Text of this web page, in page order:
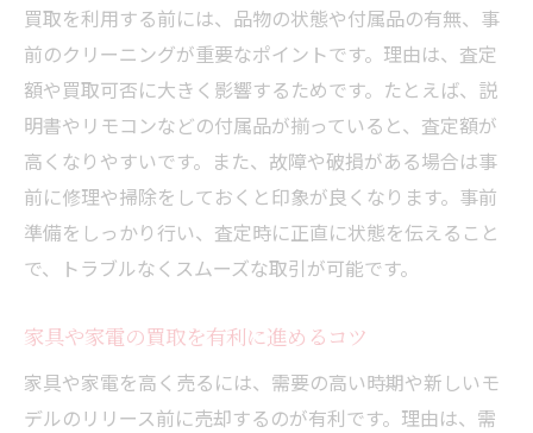
家電の現金化で引越し資金を増やすコツ
三重県の出張買取で引越し準備を効率化
引越し時におすすめの買取活用ステップ
買取と不用品回収を組み合わせるメリット
引越しに合わせた買取利用の注意点
リサイクルで環境にも優しい現金化
リサイクルショップ買取で環境に貢献する
家具や家電の再利用が地球に優しい理由
不用品買取でごみ削減と現金化を両立
環境配慮型の買取サービスを選ぶポイント
買取を利用する前には、品物の状態や付属品の有無、事
前のクリーニングが重要なポイントです。理由は、査定
額や買取可否に大きく影響するためです。たとえば、説
明書やリモコンなどの付属品が揃っていると、査定額が
高くなりやすいです。また、故障や破損がある場合は事
前に修理や掃除をしておくと印象が良くなります。事前
準備をしっかり行い、査定時に正直に状態を伝えること
で、トラブルなくスムーズな取引が可能です。
家具や家電の買取を有利に進めるコツ
家具や家電を高く売るには、需要の高い時期や新しいモ
デルのリリース前に売却するのが有利です。理由は、需